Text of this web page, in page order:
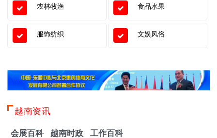
农林牧渔 食品水果
服饰纺织 文娱风俗
越南资讯
会展百科 越南时政 工作百科